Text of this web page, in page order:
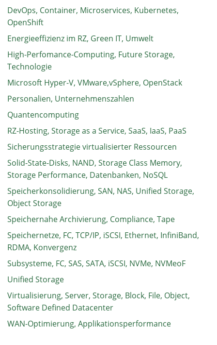
DevOps, Container, Microservices, Kubernetes,
OpenShift
Energieeffizienz im RZ, Green IT, Umwelt
High-Perfomance-Computing, Future Storage,
Technologie
Microsoft Hyper-V, VMware,vSphere, OpenStack
Personalien, Unternehmenszahlen
Quantencomputing
RZ-Hosting, Storage as a Service, SaaS, IaaS, PaaS
Sicherungsstrategie virtualisierter Ressourcen
Solid-State-Disks, NAND, Storage Class Memory,
Storage Performance, Datenbanken, NoSQL
Speicherkonsolidierung, SAN, NAS, Unified Storage,
Object Storage
Speichernahe Archivierung, Compliance, Tape
Speichernetze, FC, TCP/IP, iSCSI, Ethernet, InfiniBand,
RDMA, Konvergenz
Subsysteme, FC, SAS, SATA, iSCSI, NVMe, NVMeoF
Unified Storage
Virtualisierung, Server, Storage, Block, File, Object,
Software Defined Datacenter
WAN-Optimierung, Applikationsperformance